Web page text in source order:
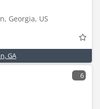
Georgia, US
GA
6